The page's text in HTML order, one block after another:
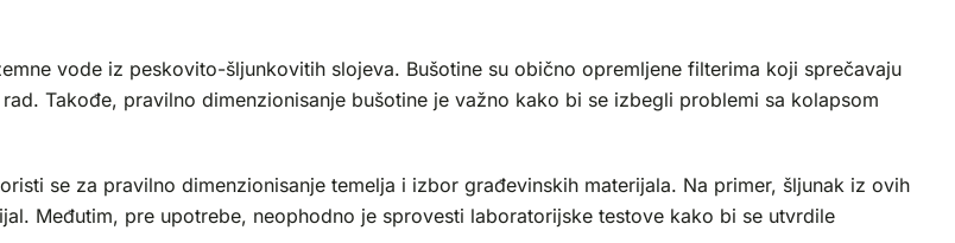
vode iz peskovito-šljunkovitih slojeva. Bušotine su obično opremljene filterima koji sprečavaju
Takođe, pravilno dimenzionisanje bušotine je važno kako bi se izbegli problemi sa kolapsom
se za pravilno dimenzionisanje temelja i izbor građevinskih materijala. Na primer, šljunak iz ovih
Međutim, pre upotrebe, neophodno je sprovesti laboratorijske testove kako bi se utvrdile